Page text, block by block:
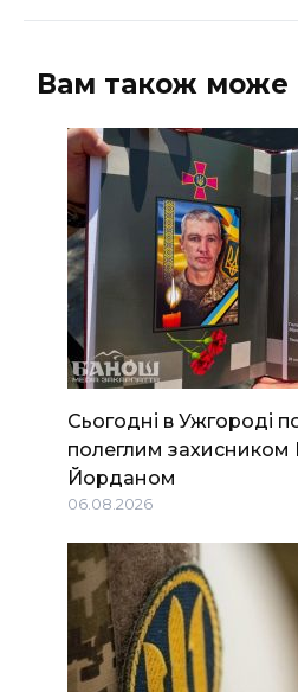
Вам також може
Сьогодні в Ужгороді
полеглим
Йорданом
06.08.2026